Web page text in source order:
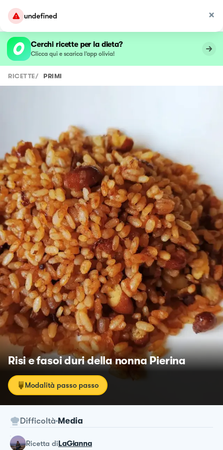
undefined
Cerchi ricette per la dieta?
Clicca qui e scarica l’app olivia!
RICETTE/ PRIMI
Risi e fasoi duri della nonna Pierina
Modalità passo passo
Difficoltà Media
ricetta diLaGianna